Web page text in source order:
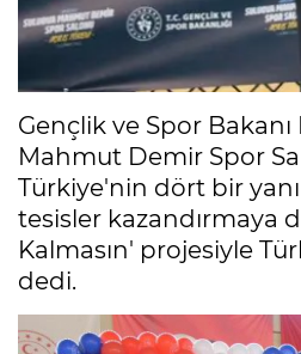
Gençlik ve Spor
Mahmut Demir Spor
Türkiye'nin dört bir
tesisler kazandırmaya
Kalmasın' projesiyle
dedi.